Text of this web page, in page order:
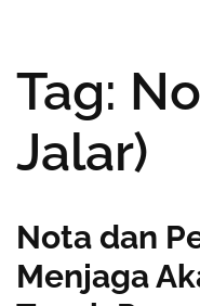
Tag:
Jalar)
Nota dan
Menjaga